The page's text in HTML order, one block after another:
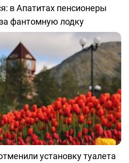
в Апатитах пенсионеры
фантомную лодку
установку туалета